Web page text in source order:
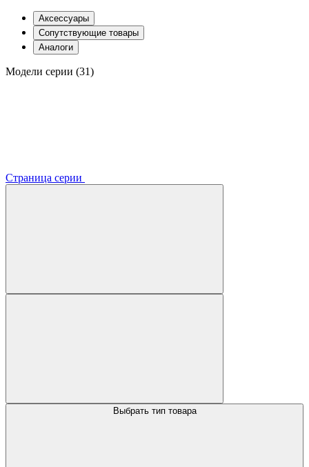
Аксессуары
Сопутствующие товары
Аналоги
Модели серии (31)
Страница серии
Выбрать тип товара